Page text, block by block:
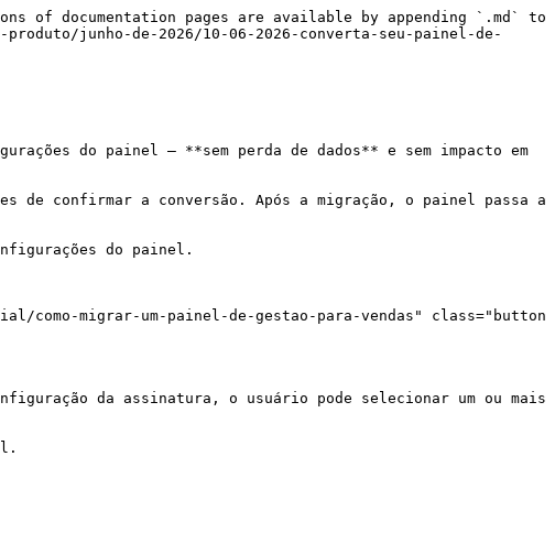
of documentation pages are available by appending `.md` to
junho-de-2026/10-06-2026-converta-seu-painel-de-
do painel — **sem perda de dados** e sem impacto em
de confirmar a conversão. Após a migração, o painel passa a
do painel.
como-migrar-um-painel-de-gestao-para-vendas" class="button
da assinatura, o usuário pode selecionar um ou mais